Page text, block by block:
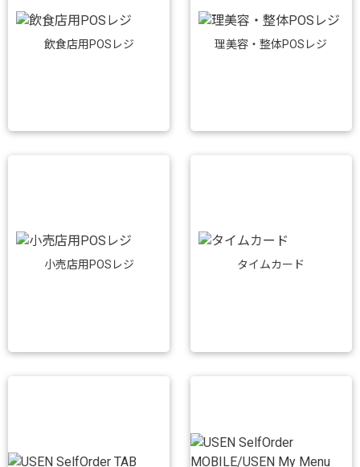
飲食店用POSレジ 理美容・整体POSレジ
小売店用POSレジ タイムカード